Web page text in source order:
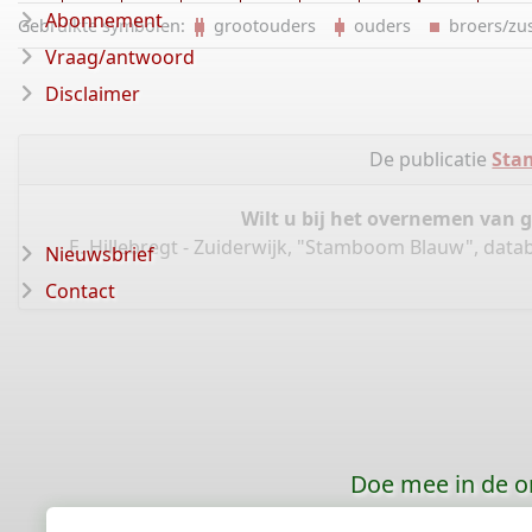
Gebruikte symbolen: grootouders ouders broers/
De publicatie
Wilt u bij het overnemen van
E. Hillebregt - Zuiderwijk, "Stamboom Blauw",
Abonnement
Vraag/antwoord
Disclaimer
Nieuwsbrief
Contact
Doe mee in de